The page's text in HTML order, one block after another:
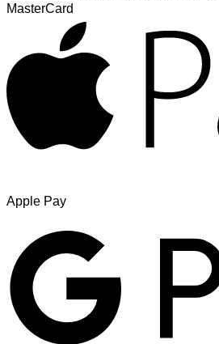
MasterCard
Apple Pay